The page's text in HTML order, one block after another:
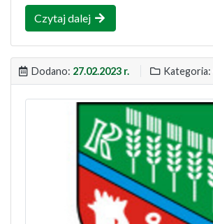
Czytaj dalej
Dodano: 27.02.2023 r. Kategoria: